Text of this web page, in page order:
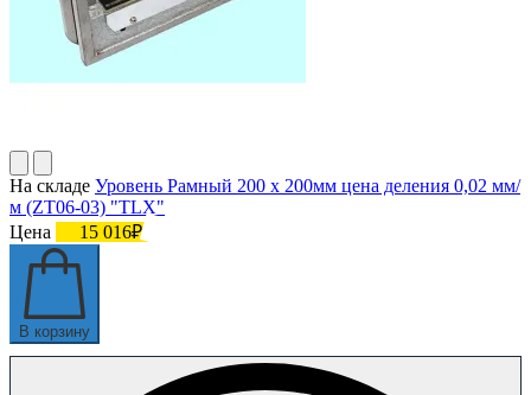
На складе Уровень Рамный 200 х 200мм цена деления 0,02 мм/
м (ZT06-03) "TLX"
Цена
15 016₽
В корзину